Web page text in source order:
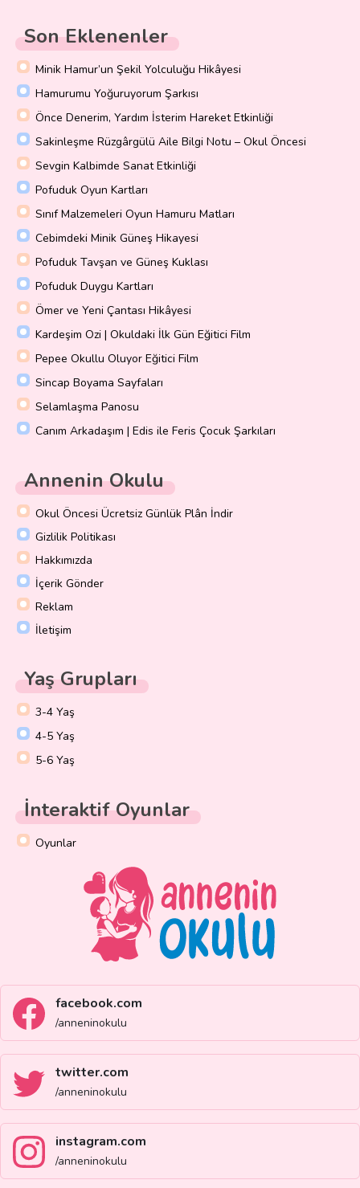
Son Eklenenler
Minik Hamur’un Şekil Yolculuğu Hikâyesi
Hamurumu Yoğuruyorum Şarkısı
Önce Denerim, Yardım İsterim Hareket Etkinliği
Sakinleşme Rüzgârgülü Aile Bilgi Notu – Okul Öncesi
Sevgin Kalbimde Sanat Etkinliği
Pofuduk Oyun Kartları
Sınıf Malzemeleri Oyun Hamuru Matları
Cebimdeki Minik Güneş Hikayesi
Pofuduk Tavşan ve Güneş Kuklası
Pofuduk Duygu Kartları
Ömer ve Yeni Çantası Hikâyesi
Kardeşim Ozi | Okuldaki İlk Gün Eğitici Film
Pepee Okullu Oluyor Eğitici Film
Sincap Boyama Sayfaları
Selamlaşma Panosu
Canım Arkadaşım | Edis ile Feris Çocuk Şarkıları
Annenin Okulu
Okul Öncesi Ücretsiz Günlük Plân İndir
Gizlilik Politikası
Hakkımızda
İçerik Gönder
Reklam
İletişim
Yaş Grupları
3-4 Yaş
4-5 Yaş
5-6 Yaş
İnteraktif Oyunlar
Oyunlar
facebook.com
/anneninokulu
twitter.com
/anneninokulu
instagram.com
/anneninokulu